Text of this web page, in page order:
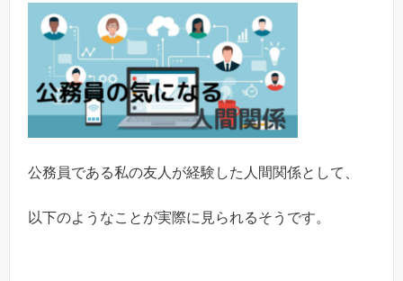
公務員である私の友人が経験した人間関係として、
以下のようなことが実際に見られるそうです。